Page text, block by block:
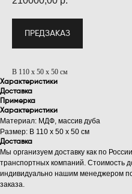
ПРЕДЗАКАЗ
В 110 х 50 х 50 см
Характеристики
Доставка
Примерка
Характеристики
Материал: МДФ, массив дуба
Размер: В 110 х 50 х 50 см
Доставка
Мы организуем доставку как по
транспортных компаний. Стоимость
индивидуально нашим менеджером
заказа.